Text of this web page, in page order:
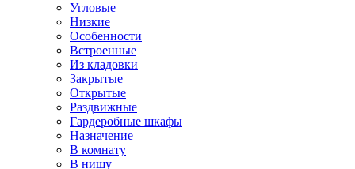
Угловые
Низкие
Особенности
Встроенные
Из кладовки
Закрытые
Открытые
Раздвижные
Гардеробные шкафы
Назначение
В комнату
В нишу